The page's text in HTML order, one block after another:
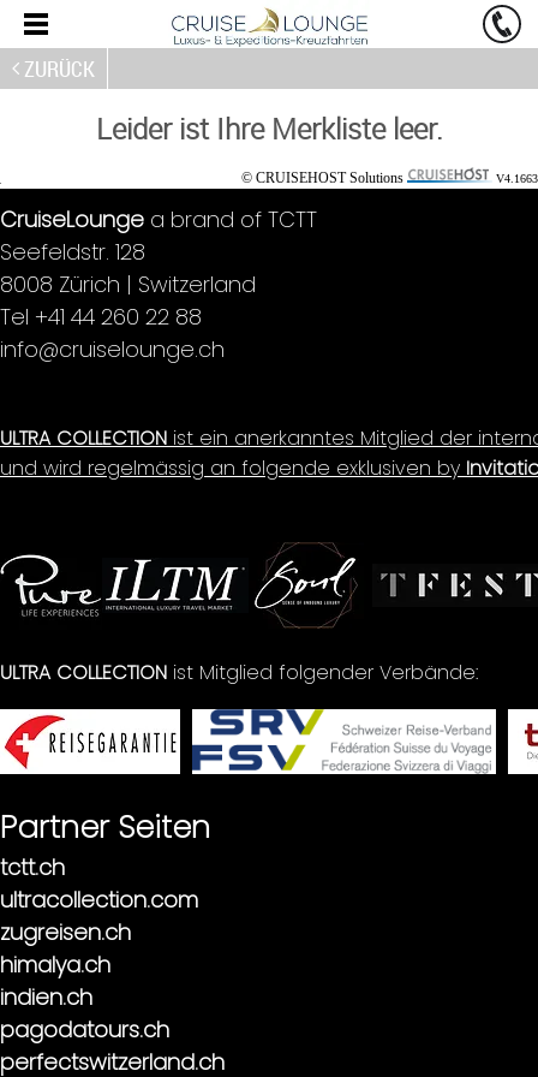
ZURÜCK
Leider ist Ihre Merkliste leer.
© CRUISEHOST Solutions V4.1663
CruiseLounge a brand of TCTT
Seefeldstr. 128
8008 Zürich | Switzerland
Tel +41 44 260 22 88
info@cruiselounge.ch
ULTRA COLLECTION ist ein anerkanntes Mitglied der
und wird regelmässig an folgende exklusiven by
ULTRA COLLECTION ist Mitglied folgender Verbände:
Partner Seiten
tctt.ch
ultracollection.com
zugreisen.ch
himalya.ch
indien.ch
pagodatours.ch
perfectswitzerland.ch